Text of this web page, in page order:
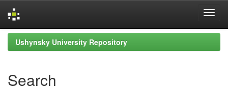
Skip
navigation
Ushynsky University Repository
Search